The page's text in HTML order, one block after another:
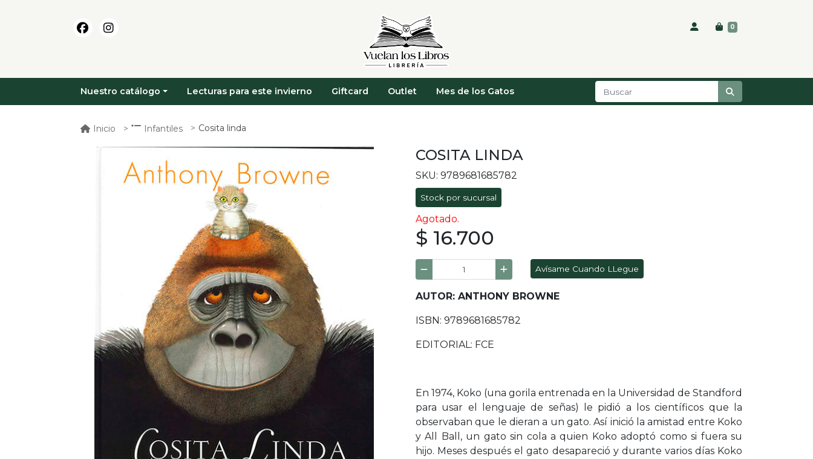
0
Nuestro catálogo Lecturas para este invierno Giftcard Outlet Mes de los Gatos
Inicio Infantiles Cosita linda
COSITA LINDA
SKU: 9789681685782
Stock por sucursal
Agotado.
$ 16.700
Avísame Cuando LLegue
AUTOR: ANTHONY BROWNE
ISBN: 9789681685782
EDITORIAL: FCE
En 1974, Koko (una gorila entrenada en la Universidad de Standford
para usar el lenguaje de señas) le pidió a los científicos que la
observaban que le dieran a un gato. Así inició la amistad entre Koko
y All Ball, un gato sin cola a quien Koko adoptó como si fuera su
hijo. Meses después el gato desapareció y durante varios días Koko